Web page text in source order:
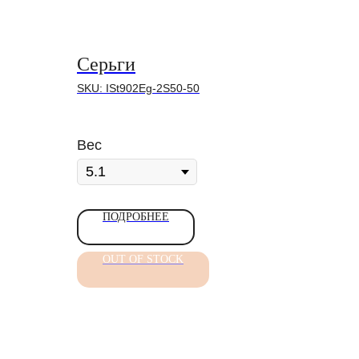
Серьги
SKU: ISt902Eg-2S50-50
Вес
ПОДРОБНЕЕ
OUT OF STOCK